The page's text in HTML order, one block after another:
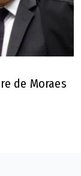
de Moraes